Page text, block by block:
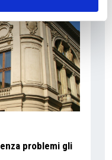
problemi gli